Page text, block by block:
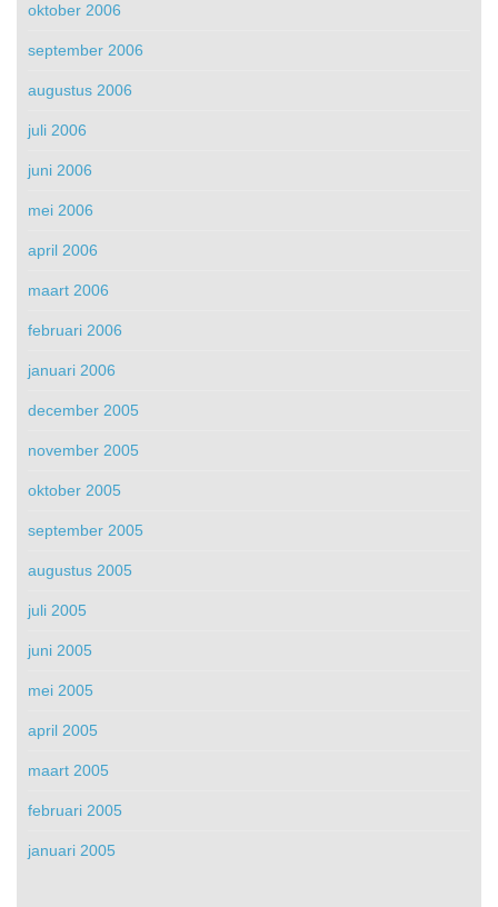
oktober 2006
september 2006
augustus 2006
juli 2006
juni 2006
mei 2006
april 2006
maart 2006
februari 2006
januari 2006
december 2005
november 2005
oktober 2005
september 2005
augustus 2005
juli 2005
juni 2005
mei 2005
april 2005
maart 2005
februari 2005
januari 2005